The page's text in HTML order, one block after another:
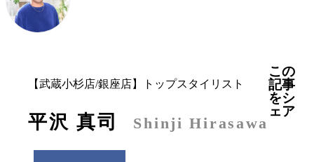
【武蔵小杉店/銀座店】トップスタイリスト
平沢 真司 Shinji Hirasawa
この
記事
をシ
ェア